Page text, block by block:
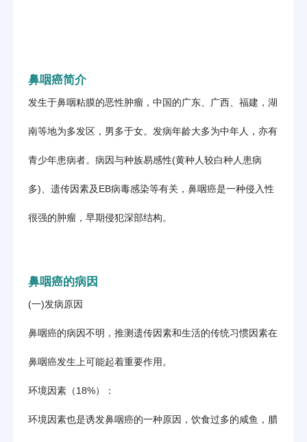
鼻咽癌简介
发生于鼻咽粘膜的恶性肿瘤，中国的广东、广西、福建，湖
南等地为多发区，男多于女。发病年龄大多为中年人，亦有
青少年患病者。病因与种族易感性(黄种人较白种人患病
多)、遗传因素及EB病毒感染等有关，鼻咽癌是一种侵入性
很强的肿瘤，早期侵犯深部结构。
鼻咽癌的病因
(一)发病原因
鼻咽癌的病因不明，推测遗传因素和生活的传统习惯因素在
鼻咽癌发生上可能起着重要作用。
环境因素（18%）：
环境因素也是诱发鼻咽癌的一种原因，饮食过多的咸鱼，腊